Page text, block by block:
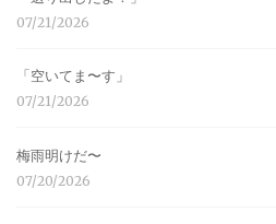
07/21/2026
「空いてま〜す」
07/21/2026
梅雨明けだ〜
07/20/2026